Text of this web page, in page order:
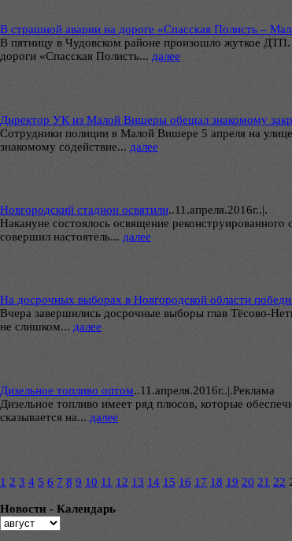
В страшной аварии на дороге «Спасская Полисть –
В пятницу в Чудовском районе произошло жуткое
дороги «Спасская Полисть... далее
Директор УК из Малой Вишеры обещал знакомому
Сотрудники полиции в Малой Вишере 5 апреля на
знакомому содействие... далее
Новгородский стадион освятили..11.апреля.2016г..|.
Накануне состоялось освящение
совершил настоятель... далее
На досрочных выборах в Новгородской области
Вчера завершились досрочные выборы глав Тёсово-
не слишком... далее
Дизельное топливо оптом..11.апреля.2016г..|.Реклама
Дизельное топливо имеет ряд плюсов, которые
сказывается на... далее
1 2 3 4 5 6 7 8 9 10 11 12 13 14 15 16 17 18 19 20 21 22
Новости - Календарь